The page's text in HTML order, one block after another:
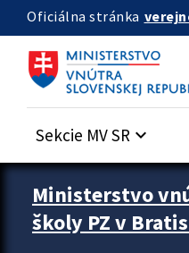
Preskocit na hlavný obsah
Oficiálna stránka
Sekcie MV SR keyboard_arrow_down
Ministerstvo
školy PZ v